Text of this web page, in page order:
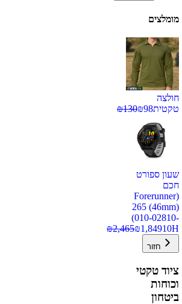
מומלצים
חולצה
טקטית
₪98
₪130
שעון ספורט
חכם
(Forerunner
265 (46mm)
(010-02810-
10H
₪1,849
₪2,465
חזור
ציוד טקטי
וכוחות
ביטחון